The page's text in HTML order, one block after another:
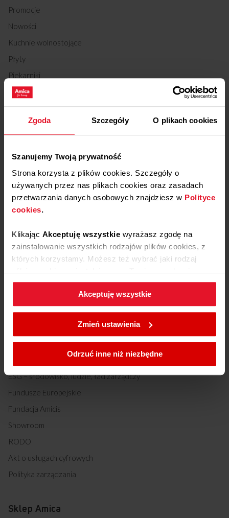
Zgoda Szczegóły O plikach cookies
Szanujemy Twoją prywatność
Strona korzysta z plików cookies. Szczegóły o
używanych przez nas plikach cookies oraz zasadach
przetwarzania danych osobowych znajdziesz w Polityce
cookies.
Klikając Akceptuję wszystkie wyrażasz zgodę na
zainstalowanie wszystkich rodzajów plików cookies, z
których korzystamy. Możesz też wybrać jaki rodzaj
plików cookies zainstalujemy na Twoim urządzeniu,
klikającZmień ustawienia.
W każdej chwili możesz zmienić wybrane przez Ciebie
ustawienia plików cookies wchodząc w zakładkę
Akceptuję wszystkie
Zmień ustawienia
Odrzuć inne niż niezbędne
Promocje
Nowości
Kuchnie wolnostojące
Płyty
Piekarniki
Okapy
Lodówki
Chłodziarki do wina
Pralki
Suszarki
Kuchenki mikrofalowe
Małe AGD kuchenne
O nas
Amica Group
Kariera
Relacje inwestorskie
ESG – środowisko, ludzie, ład zarządczy
Fundusze Europejskie
Fundacja Amicis
Showroom
RODO
Akt o usługach cyfrowych
Polityka zarządzania
Sklep Amica